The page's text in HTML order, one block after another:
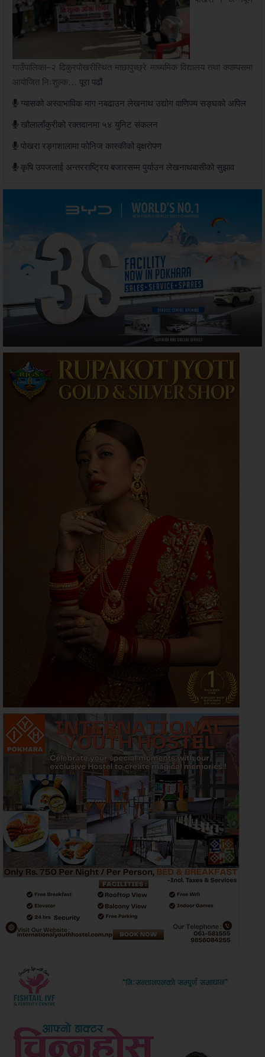
गाउँपालिका–२ ढिकुरपोखरीस्थित माछापुच्छ्रे माध्यमिक विद्यालय तथा क्याम्पसमा
आयोजित निःशुल्क… पूरा पढौं
ग्यासको अस्वाभाविक माग नबढाउन लेखनाथ उद्योग वाणिज्य सङ्घको अपिल
खौलालाँकुरीको रक्तदानमा ५४ युनिट संकलन
पोखरा रङ्गशालामा फोनिज कास्कीको वृक्षरोपण
कृषि उपजलाई अन्तरराष्ट्रिय बजारसम्म पुर्याउन लेखनाथबासीको सुझाव